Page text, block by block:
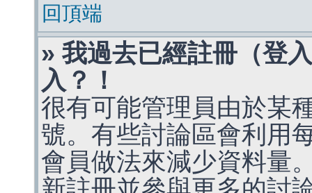
回頂端
» 我過去已經註冊（登
入？！
很有可能管理員由於某
號。有些討論區會利用
會員做法來減少資料量